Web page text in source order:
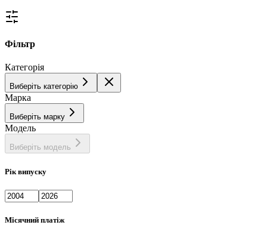
Фільтр
Категорія
Виберіть категорію
Марка
Виберіть марку
Модель
Виберіть модель
Рік випуску
Місячний платіж